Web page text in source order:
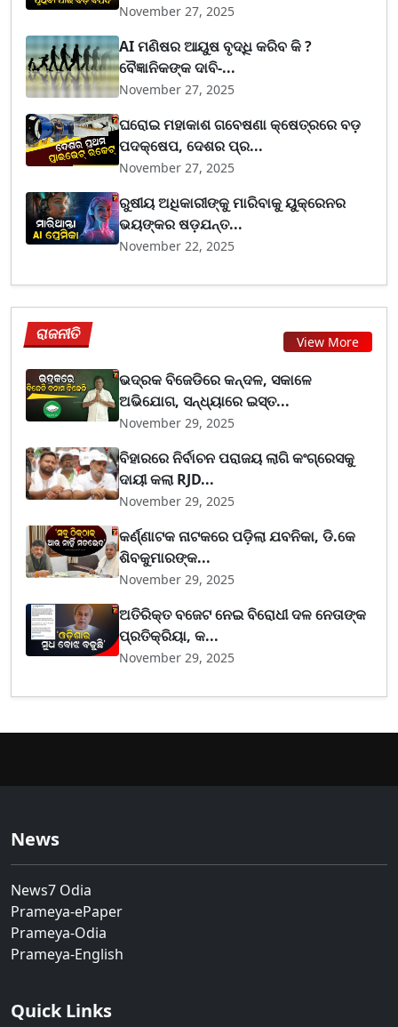
November 27, 2025
AI ମଣିଷର ଆୟୁଷ ବୃଦ୍ଧି କରିବ କି ?
ବୈଜ୍ଞାନିକଙ୍କ ଦାବି-...
November 27, 2025
ଘରୋଇ ମହାକାଶ ଗବେଷଣା କ୍ଷେତ୍ରରେ ବଡ଼
ପଦକ୍ଷେପ, ଦେଶର ପ୍ର...
November 27, 2025
ରୁଷୀୟ ଅଧିକାରୀଙ୍କୁ ମାରିବାକୁ ୟୁକ୍ରେନର
ଭୟଙ୍କର ଷଡ଼ଯନ୍ତ...
November 22, 2025
ରାଜନୀତି View More
ଭଦ୍ରକ ବିଜେଡିରେ କନ୍ଦଳ, ସକାଳେ
ଅଭିଯୋଗ, ସନ୍ଧ୍ୟାରେ ଇସ୍ତ...
November 29, 2025
ବିହାରରେ ନିର୍ବାଚନ ପରାଜୟ ଲାଗି କଂଗ୍ରେସକୁ
ଦାୟୀ କଲା RJD...
November 29, 2025
କର୍ଣ୍ଣାଟକ ନାଟକରେ ପଡ଼ିଲା ଯବନିକା, ଡି.କେ
ଶିବକୁମାରଙ୍କ...
November 29, 2025
ଅତିରିକ୍ତ ବଜେଟ ନେଇ ବିରୋଧୀ ଦଳ ନେତାଙ୍କ
ପ୍ରତିକ୍ରିୟା, କ...
November 29, 2025
News
News7 Odia
Prameya-ePaper
Prameya-Odia
Prameya-English
Quick Links